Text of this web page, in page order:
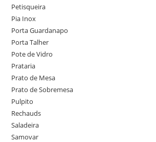
Petisqueira
Pia Inox
Porta Guardanapo
Porta Talher
Pote de Vidro
Prataria
Prato de Mesa
Prato de Sobremesa
Pulpito
Rechauds
Saladeira
Samovar